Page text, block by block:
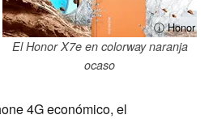
ⓘ Honor
El Honor X7e en colorway naranja
ocaso
4G económico, el